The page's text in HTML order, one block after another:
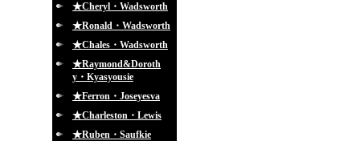
★Cheryl・Wadsworth
★Ronald・Wadsworth
★Chales・Wadsworth
★Raymond&Doroth
y・Kyasyousie
★Ferron・Joseyesva
★Charleston・Lewis
★Ruben・Saufkie